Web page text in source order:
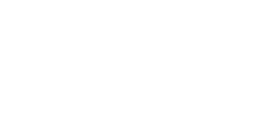
проверку.